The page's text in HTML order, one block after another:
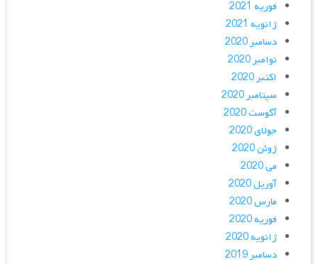
فوریه 2021
ژانویه 2021
دسامبر 2020
نوامبر 2020
اکتبر 2020
سپتامبر 2020
آگوست 2020
جولای 2020
ژوئن 2020
می 2020
آوریل 2020
مارس 2020
فوریه 2020
ژانویه 2020
دسامبر 2019